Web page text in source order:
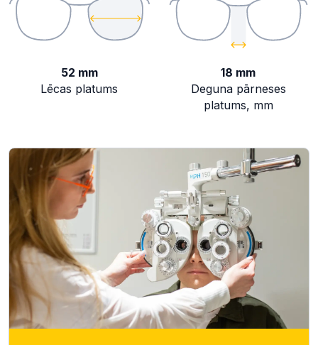
52 mm
Lēcas platums
18 mm
Deguna pārneses
platums, mm